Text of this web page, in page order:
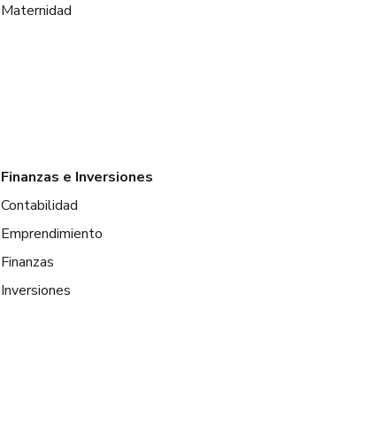
Maternidad
Finanzas e Inversiones
Contabilidad
Emprendimiento
Finanzas
Inversiones